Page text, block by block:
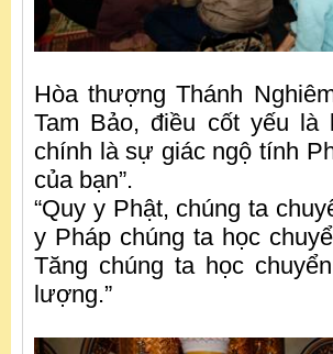
Hòa thượng Thánh
Tam Bảo, điều cốt yếu là
chính là sự giác ngộ tính
của bạn”.
“Quy y Phật, chúng ta
y Pháp chúng ta học
Tăng chúng ta học
lượng.”